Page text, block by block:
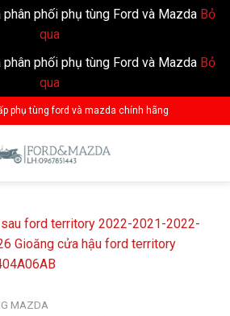
phân phối phụ tùng Ford và Mazda Bỏ
qua
phân phối phụ tùng Ford và Mazda Bỏ
qua
phụ tùng ford và mazda chính hãng
MAZDA